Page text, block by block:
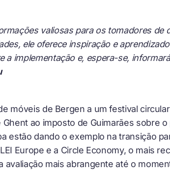
valiosas para os tomadores de
ele oferece inspiração e
a implementação e, espera-se,
móveis de Bergen a um festival
ao imposto de Guimarães sobre
estão dando o exemplo na transição
Europe e a Circle Economy, o mais
avaliação mais abrangente até o